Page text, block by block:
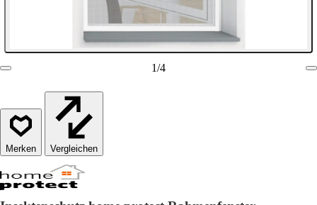
1/4
Vergleichen